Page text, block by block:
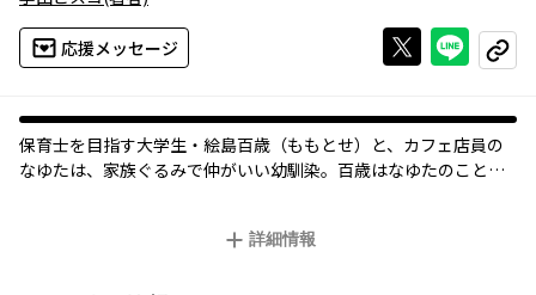
応援メッセージ Xで投稿する
ライン
コピー
保育士を目指す大学生・絵島百歳（ももとせ）と、カフェ店員の
なゆたは、家族ぐるみで仲がいい幼馴染。百歳はなゆたのことが
詳細情報